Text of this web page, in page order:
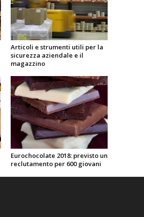
Articoli e strumenti utili per la
sicurezza aziendale e il
magazzino
Eurochocolate 2018: previsto un
reclutamento per 600 giovani